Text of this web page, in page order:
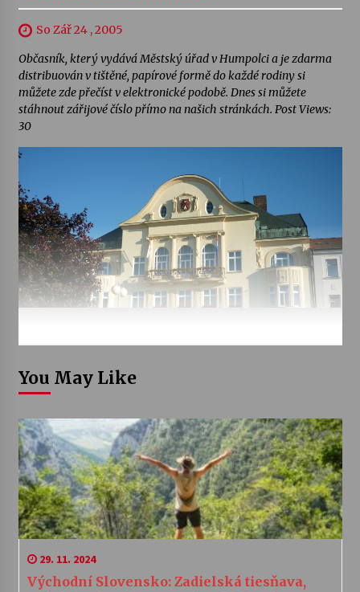
So Zář 24 , 2005
Občasník, který vydává Městský úřad v Humpolci a je zdarma
distribuován v tištěné, papírové formě do každé rodiny si
můžete zde přečíst v elektronické podobě. Dnes si můžete
stáhnout zářijové číslo přímo na našich stránkách. Post Views:
30
You May Like
29. 11. 2024
Východní Slovensko: Zadielská tiesňava,